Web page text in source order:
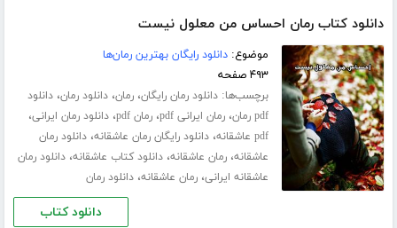
دانلود کتاب رمان احساس من معلول نیست
موضوع:دانلود رایگان بهترین رمان‌ها
۴۹۳ صفحه
برچسب‌ها:دانلود رمان رایگان،رمان،دانلود رمان،دانلود
pdf رمان
،رمان ایرانی pdf ،رمان pdf ،دانلود رمان ایرانی،
pdf عاشقانه ،دانلود رایگان رمان عاشقانه،دانلود رمان
عاشقانه،رمان عاشقانه،دانلود کتاب عاشقانه،دانلود رمان
عاشقانه ایرانی،رمان عاشقانه،دانلود رمان
دانلود کتاب